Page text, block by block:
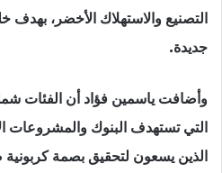
التصنيع والاستهلاك الأخضر،
جديدة.
وأضافت ياسمين فؤاد أن الفئات
التي تستهدف البنوك والمشروعات
الذين يسعون لتحقيق بصمة